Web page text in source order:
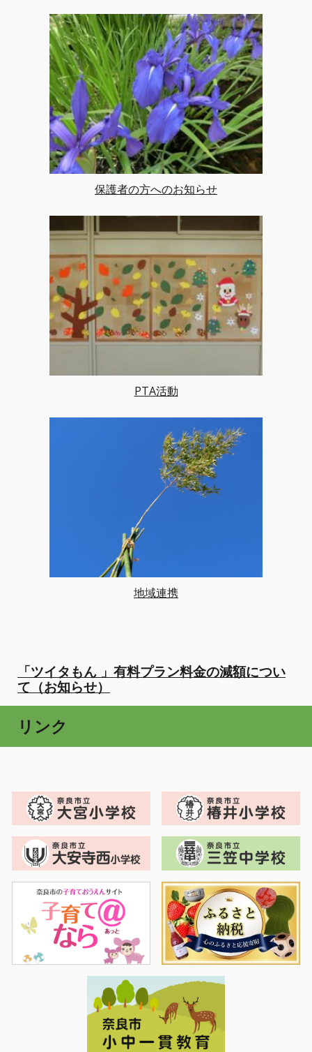
保護者の方へのお知らせ
PTA活動
地域連携
「ツイタもん 」有料プラン料金の減額につい
て（お知らせ）
リンク